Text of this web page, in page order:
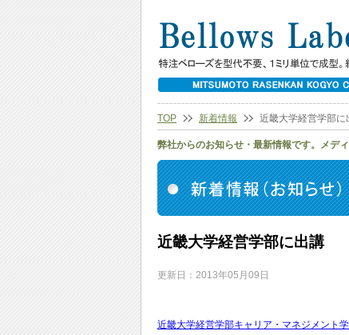
TOP 新着情報 近畿大学経営学部に
弊社からのお知らせ・最新情報です。メデ
近畿大学経営学部に出講
更新日：2013年05月09日
近畿大学経営学部キャリア・マネジメント